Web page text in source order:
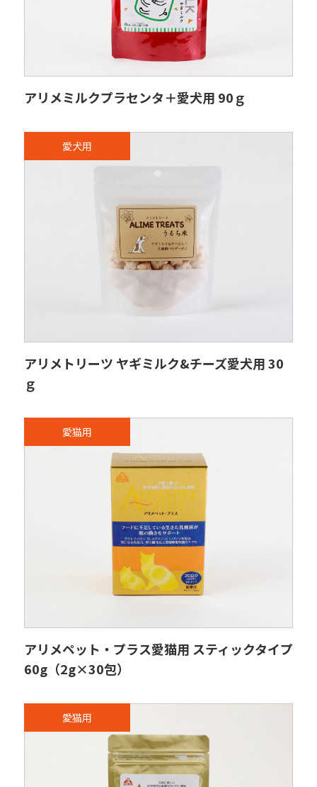
アリメミルクプラセンタ＋愛犬用 90ｇ
愛犬用
アリメトリーツ ヤギミルク&チーズ愛犬用 30
ｇ
愛猫用
アリメペット・プラス愛猫用 スティックタイプ
60g（2g×30包）
愛猫用